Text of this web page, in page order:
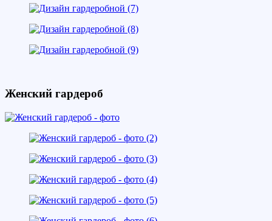
Женский гардероб